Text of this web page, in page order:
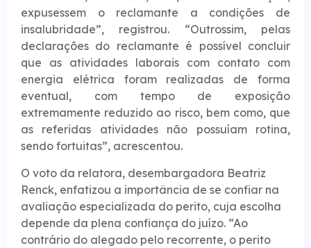
expusessem o reclamante a condições de
insalubridade”, registrou. “Outrossim, pelas
declarações do reclamante é possível concluir
que as atividades laborais com contato com
energia elétrica foram realizadas de forma
eventual, com tempo de exposição
extremamente reduzido ao risco, bem como, que
as referidas atividades não possuíam rotina,
sendo fortuitas”, acrescentou.
O voto da relatora, desembargadora Beatriz
Renck, enfatizou a importância de se confiar na
avaliação especializada do perito, cuja escolha
depende da plena confiança do juízo. “Ao
contrário do alegado pelo recorrente, o perito